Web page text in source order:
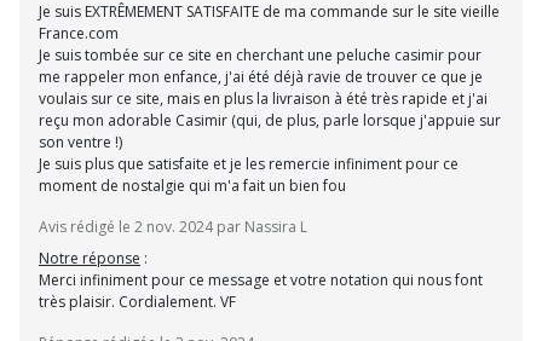
Je suis EXTRÊMEMENT SATISFAITE de ma commande sur le site vieille
France.com
Je suis tombée sur ce site en cherchant une peluche casimir pour
me rappeler mon enfance, j'ai été déjà ravie de trouver ce que je
voulais sur ce site, mais en plus la livraison à été très rapide et j'ai
reçu mon adorable Casimir (qui, de plus, parle lorsque j'appuie sur
son ventre !)
Je suis plus que satisfaite et je les remercie infiniment pour ce
moment de nostalgie qui m'a fait un bien fou
Avis rédigé le 2 nov. 2024 par Nassira L
Notre réponse :
Merci infiniment pour ce message et votre notation qui nous font
très plaisir. Cordialement. VF